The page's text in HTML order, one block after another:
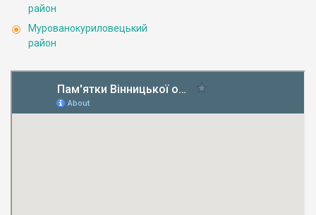
район
Мурованокуриловецький
район